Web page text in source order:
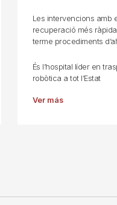
Les intervencions amb
recuperació més
terme procediments
És l’hospital líder en
robòtica a tot l’Estat
Ver más